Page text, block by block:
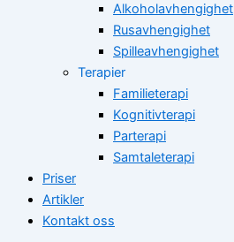
Alkoholavhengighet
Rusavhengighet
Spilleavhengighet
Terapier
Familieterapi
Kognitivterapi
Parterapi
Samtaleterapi
Priser
Artikler
Kontakt oss